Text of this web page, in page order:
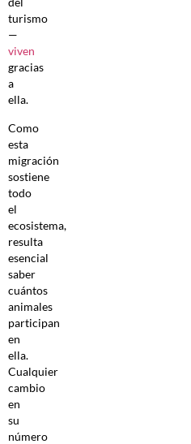
turismo
—
viven
gracias
a
ella.
Como
esta
migración
sostiene
todo
el
ecosistema,
resulta
esencial
saber
cuántos
animales
participan
en
ella.
Cualquier
cambio
en
su
número